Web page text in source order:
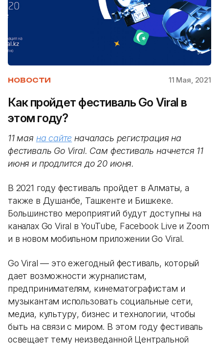
НОВОСТИ 11 Мая, 2021
Как пройдет фестиваль Go Viral в
этом году?
11 мая на сайте началась регистрация на
фестиваль Go Viral. Сам фестиваль начнется 11
июня и продлится до 20 июня.
В 2021 году фестиваль пройдет в Алматы, а
также в Душанбе, Ташкенте и Бишкеке.
Большинство мероприятий будут доступны на
каналах Go Viral в YouTube, Facebook Live и Zoom
и в новом мобильном приложении Go Viral.
Go Viral — это ежегодный фестиваль, который
дает возможности журналистам,
предпринимателям, кинематографистам и
музыкантам использовать социальные сети,
медиа, культуру, бизнес и технологии, чтобы
быть на связи с миром. В этом году фестиваль
освещает тему неизведанной Центральной